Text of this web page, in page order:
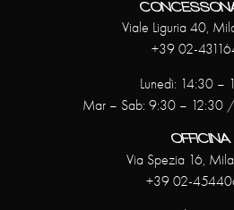
Viale Liguria 40,
+39 02-
Lunedì: 14:30 –
Mar – Sab: 9:30 – 12:30
OFFICINA
Via Spezia 16,
+39 02-